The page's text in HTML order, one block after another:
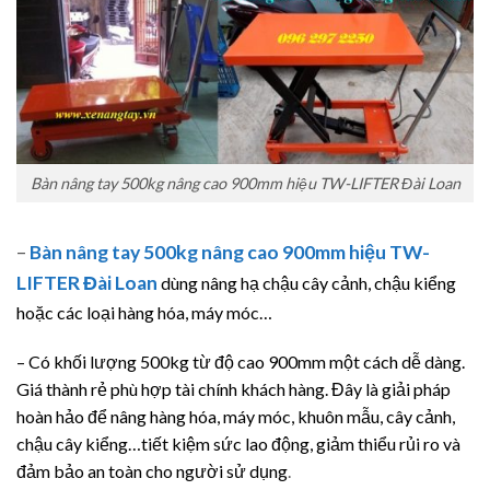
Bàn nâng tay 500kg nâng cao 900mm hiệu TW-LIFTER Đài Loan
– Bàn nâng tay 500kg nâng cao 900mm hiệu TW-
LIFTER Đài Loan dùng nâng hạ chậu cây cảnh, chậu kiểng
hoặc các loại hàng hóa, máy móc…
– Có khối lượng 500kg từ độ cao 900mm một cách dễ dàng.
Giá thành rẻ phù hợp tài chính khách hàng. Đây là giải pháp
hoàn hảo để nâng hàng hóa, máy móc, khuôn mẫu, cây cảnh,
chậu cây kiểng…tiết kiệm sức lao động, giảm thiểu rủi ro và
đảm bảo an toàn cho người sử dụng.